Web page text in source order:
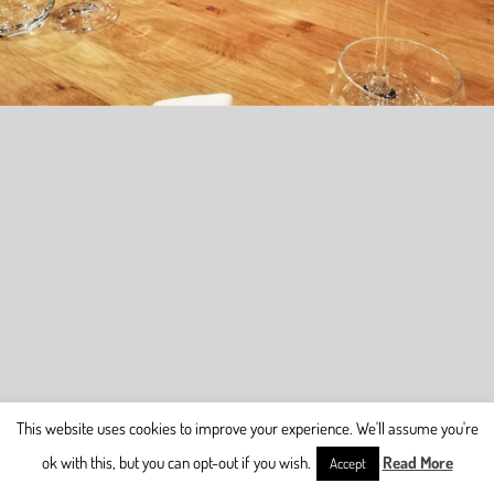
This website uses cookies to improve your experience. We'll assume you're
ok with this, but you can opt-out if you wish.
Accept Read More